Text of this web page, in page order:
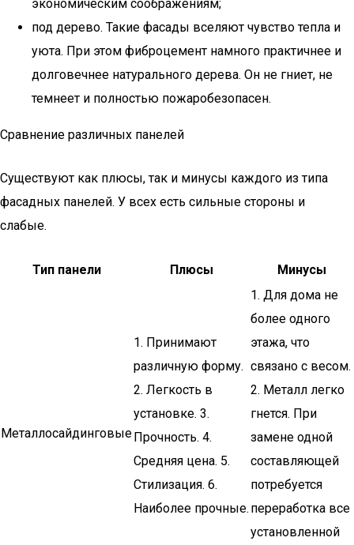
экономическим соображениям;
под дерево. Такие фасады вселяют чувство тепла и
уюта. При этом фиброцемент намного практичнее и
долговечнее натурального дерева. Он не гниет, не
темнеет и полностью пожаробезопасен.
Сравнение различных панелей
Существуют как плюсы, так и минусы каждого из типа
фасадных панелей. У всех есть сильные стороны и
слабые.
Тип панели Плюсы Минусы
Металлосайдинговые
1. Принимают
различную форму.
2. Легкость в
установке. 3.
Прочность. 4.
Средняя цена. 5.
Стилизация. 6.
Наиболее прочные.
1. Для дома не
более одного
этажа, что
связано с весом.
2. Металл легко
гнется. При
замене одной
составляющей
потребуется
переработка все
установленной